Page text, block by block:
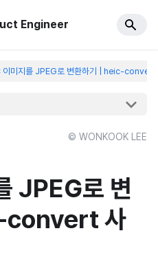
Engineer
이미지를 JPEG로 변환하기 | heic-convert
© WONKOOK LEE
JPEG로 변
convert 사